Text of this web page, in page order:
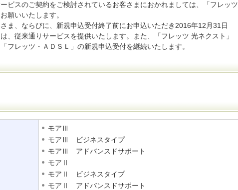
ビスのご契約をご検討されているお客さまにおかれましては、「フレッツ
願いいたします。
ま、ならびに、新規申込受付終了前にお申込いただき2016年12月31日
、従来通りサービスを提供いたします。また、「フレッツ 光ネクスト」
フレッツ・ＡＤＳＬ」の新規申込受付を継続いたします。
モアⅢ
モアⅢ ビジネスタイプ
モアⅢ アドバンスドサポート
モアⅡ
モアⅡ ビジネスタイプ
モアⅡ アドバンスドサポート